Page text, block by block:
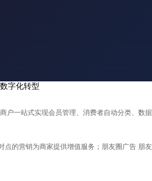
字化转型
户一站式实现会员管理、消费者自动分类、数
点的营销为商家提供增值服务；朋友圈广告 朋